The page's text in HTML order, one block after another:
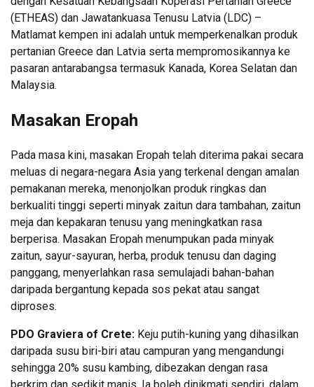
(ETHEAS) dan Jawatankuasa Tenusu Latvia (LDC) –
Matlamat kempen ini adalah untuk memperkenalkan produk
pertanian Greece dan Latvia serta mempromosikannya ke
pasaran antarabangsa termasuk Kanada, Korea Selatan dan
Malaysia.
Masakan Eropah
Pada masa kini, masakan Eropah telah diterima pakai secara
meluas di negara-negara Asia yang terkenal dengan amalan
pemakanan mereka, menonjolkan produk ringkas dan
berkualiti tinggi seperti minyak zaitun dara tambahan, zaitun
meja dan kepakaran tenusu yang meningkatkan rasa
berperisa. Masakan Eropah menumpukan pada minyak
zaitun, sayur-sayuran, herba, produk tenusu dan daging
panggang, menyerlahkan rasa semulajadi bahan-bahan
daripada bergantung kepada sos pekat atau sangat
diproses.
PDO Graviera of Crete: Keju putih-kuning yang dihasilkan
daripada susu biri-biri atau campuran yang mengandungi
sehingga 20% susu kambing, dibezakan dengan rasa